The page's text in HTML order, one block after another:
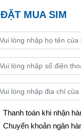
ĐẶT MUA SIM
Thanh toán khi nhận
Chuyển khoản ngân